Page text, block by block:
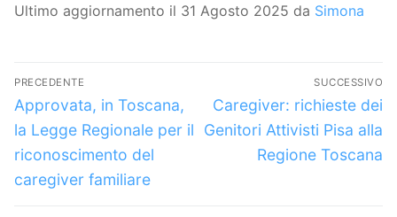
Ultimo aggiornamento il 31 Agosto 2025 da Simona
Navigazione
articoli
PRECEDENTE
Articolo
precedente:
Approvata, in Toscana,
la Legge Regionale per il
riconoscimento del
caregiver familiare
SUCCESSIVO
Articolo
successivo:
Caregiver: richieste dei
Genitori Attivisti Pisa alla
Regione Toscana